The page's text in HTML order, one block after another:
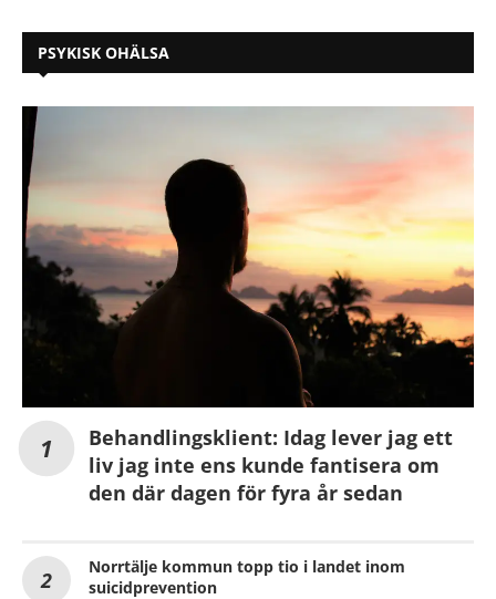
PSYKISK OHÄLSA
Behandlingsklient: Idag lever jag ett
liv jag inte ens kunde fantisera om
den där dagen för fyra år sedan
Norrtälje kommun topp tio i landet inom
suicidprevention